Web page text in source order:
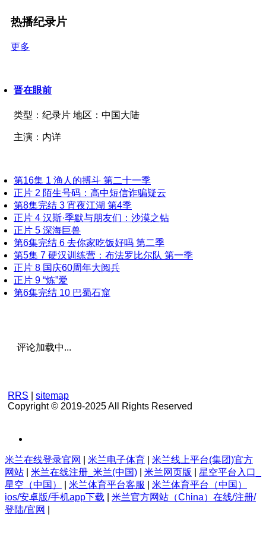
热播纪录片
更多
晋在眼前
类型： 纪录片 地区： 中国大陆
主演： 内详
第16集 1 渔人的搏斗 第二十一季
正片 2 陌生号码：高中短信诈骗疑云
第8集完结 3 宵夜江湖 第4季
正片 4 汉斯·季默与朋友们：沙漠之钻
正片 5 深海巨兽
第6集完结 6 去你家吃饭好吗 第二季
第5集 7 硬汉训练营：布法罗比尔队 第一季
正片 8 国庆60周年大阅兵
正片 9 “炼”爱
第6集完结 10 巴蜀石窟
评论加载中...
RRS
sitemap
Copyright © 2019-2025 All Rights Reserved
米兰在线登录官网 米兰电子体育
米兰线上平台(集团)官方
网站
米兰在线注册_米兰(中国) 米兰网页版
星空平台入口_
星空（中国）
米兰体育平台客服
米兰体育平台（中国）
ios/安卓版/手机app下载
米兰官方网站（China）在线/注册/
登陆/官网